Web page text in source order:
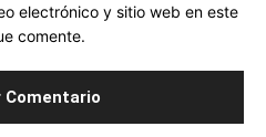
electrónico y sitio web en este
comente.